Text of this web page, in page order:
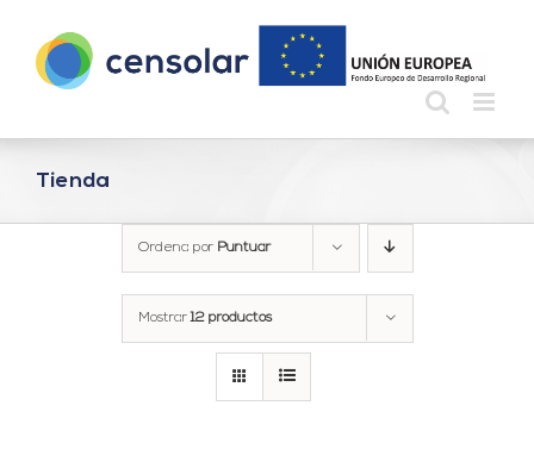
contenido
Tienda
Ordena por Puntuar
Mostrar12 productos